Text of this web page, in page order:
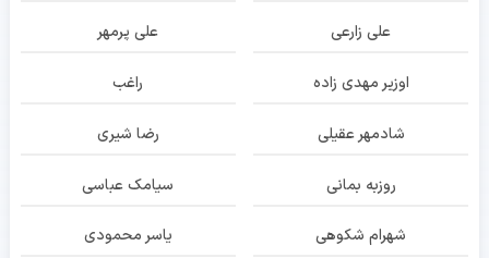
علی زارعی علی پرمهر
اوزیر مهدی زاده راغب
شادمهر عقیلی رضا شیری
روزبه بمانی سیامک عباسی
شهرام شکوهی یاسر محمودی